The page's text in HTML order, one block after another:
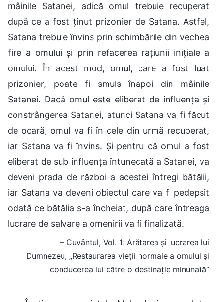
mâinile Satanei, adică omul trebuie recuperat
după ce a fost ținut prizonier de Satana. Astfel,
Satana trebuie învins prin schimbările din vechea
fire a omului și prin refacerea rațiunii inițiale a
omului. În acest mod, omul, care a fost luat
prizonier, poate fi smuls înapoi din mâinile
Satanei. Dacă omul este eliberat de influența și
constrângerea Satanei, atunci Satana va fi făcut
de ocară, omul va fi în cele din urmă recuperat,
iar Satana va fi învins. Și pentru că omul a fost
eliberat de sub influența întunecată a Satanei, va
deveni prada de război a acestei întregi bătălii,
iar Satana va deveni obiectul care va fi pedepsit
odată ce bătălia s-a încheiat, după care întreaga
lucrare de salvare a omenirii va fi finalizată.
– Cuvântul, Vol. 1: Arătarea și lucrarea lui
Dumnezeu, „Restaurarea vieții normale a omului și
conducerea lui către o destinație minunată”